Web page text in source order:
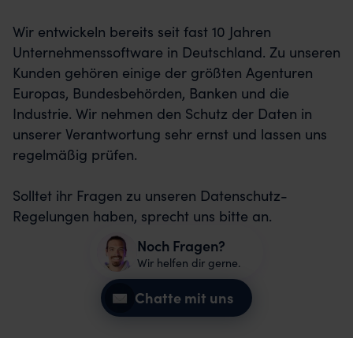
Wir entwickeln bereits seit fast 10 Jahren
Unternehmenssoftware in Deutschland. Zu unseren
Kunden gehören einige der größten Agenturen
Europas, Bundesbehörden, Banken und die
Industrie. Wir nehmen den Schutz der Daten in
unserer Verantwortung sehr ernst und lassen uns
regelmäßig prüfen.
Solltet ihr Fragen zu unseren Datenschutz-
Regelungen haben, sprecht uns bitte an.
Noch Fragen?
Wir helfen dir gerne.
Chatte mit uns